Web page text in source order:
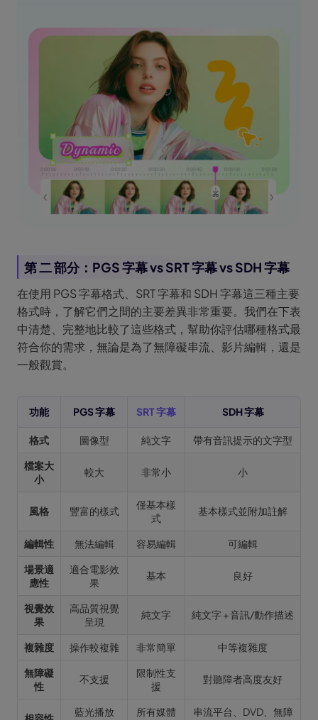
第 二 部分：PGS 字幕 vs SRT 字幕 vs SDH 字幕
在使用 PGS 字幕格式、SRT 字幕和 SDH 字幕這三種主要
格式時，了解它們之間的主要差異非常重要。我們在下表
中清楚、完整地比較了這些格式，幫助你評估哪種格式最
符合你的需求，無論是為了無障礙串流、影片編輯，還是
一般觀賞。
功能 PGS 字幕 SRT 字幕 SDH 字幕
格式 圖像型 純文字
帶有音訊提示的文字型
檔案大
小
較大 非常小 小
風格 豐富的樣式
僅基本樣
式
基本樣式並附加註解
編輯性 無法編輯 容易編輯
可編輯
場景適
應性
適合電影效
果
基本 良好
視覺效
果
高品質視覺
呈現
純文字 純文字 + 音訊/動作描述
複雜度 操作較複雜 非常簡單
中等複雜度
無障礙
性
不支援
限制性支
援
對聽障者高度友好
藍光播放
所有媒體
串流平台、DVD、無障